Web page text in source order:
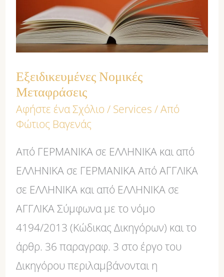
Εξειδικευμένες Νομικές
Μεταφράσεις
Αφήστε ένα Σχόλιο / Services / Από
Φώτιος Βαγενάς
Από ΓΕΡΜΑΝΙΚΑ σε ΕΛΛΗΝΙΚΑ και από
ΕΛΛΗΝΙΚΑ σε ΓΕΡΜΑΝΙΚΑ Από ΑΓΓΛΙΚΑ
σε ΕΛΛΗΝΙΚΑ και από ΕΛΛΗΝΙΚΑ σε
ΑΓΓΛΙΚΑ Σύμφωνα με το νόμο
4194/2013 (Κώδικας Δικηγόρων) και το
άρθρ. 36 παραγραφ. 3 στο έργο του
Δικηγόρου περιλαμβάνονται η
Νομικές
Μεταφράσεις